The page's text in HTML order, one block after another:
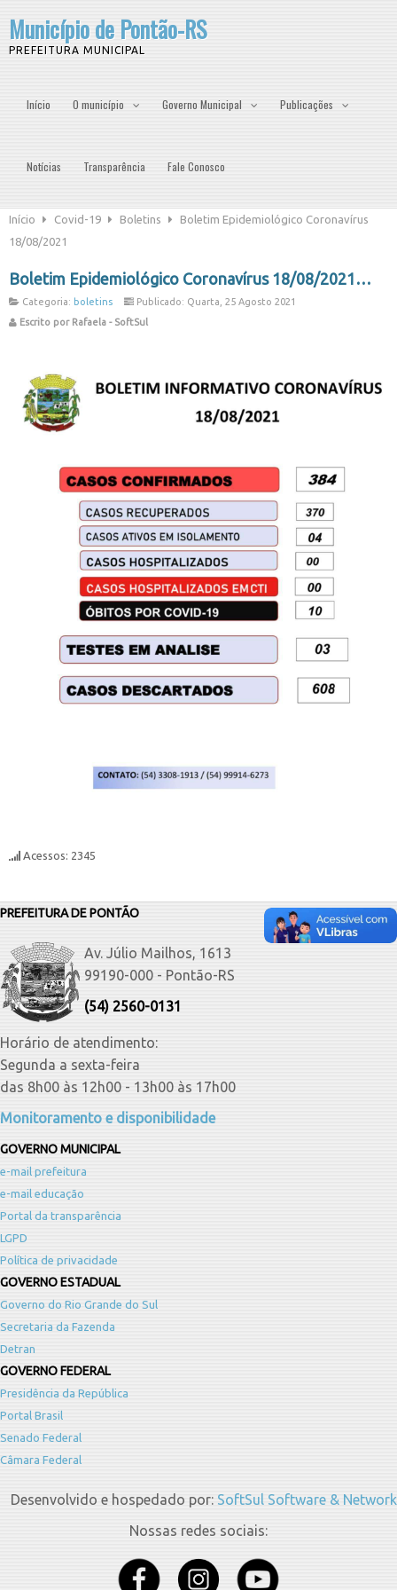
Município de Pontão-RS
PREFEITURA MUNICIPAL
Início O município Governo Municipal Publicações
Notícias Transparência Fale Conosco
Início Covid-19 Boletins
Boletim Epidemiológico Coronavírus
18/08/2021
Boletim Epidemiológico Coronavírus 18/08/2021
Categoria: boletins
Publicado: Quarta, 25 Agosto 2021
Escrito por Rafaela - SoftSul
Acessos: 2345
PREFEITURA DE PONTÃO
Av. Júlio Mailhos, 1613
99190-000 - Pontão-RS
(54) 2560-0131
Horário de atendimento:
Segunda a sexta-feira
das 8h00 às 12h00 - 13h00 às 17h00
Monitoramento e disponibilidade
GOVERNO MUNICIPAL
e-mail prefeitura
e-mail educação
Portal da transparência
LGPD
Política de privacidade
GOVERNO ESTADUAL
Governo do Rio Grande do Sul
Secretaria da Fazenda
Detran
GOVERNO FEDERAL
Presidência da República
Portal Brasil
Senado Federal
Câmara Federal
Desenvolvido e hospedado por: SoftSul Software & Network
Nossas redes sociais: